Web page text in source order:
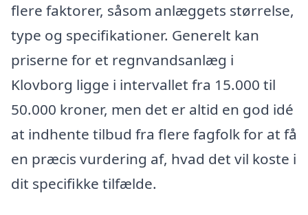
flere faktorer, såsom anlæggets størrelse,
type og specifikationer. Generelt kan
priserne for et regnvandsanlæg i
Klovborg ligge i intervallet fra 15.000 til
50.000 kroner, men det er altid en god idé
at indhente tilbud fra flere fagfolk for at få
en præcis vurdering af, hvad det vil koste i
dit specifikke tilfælde.